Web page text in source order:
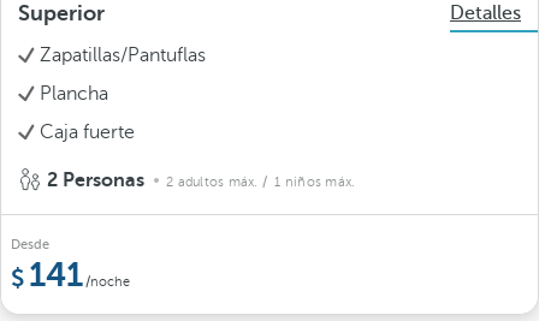
Superior
Detalles
Zapatillas/Pantuflas
Plancha
Caja fuerte
2 Personas 2 adultos máx. / 1 niños máx.
Desde
141/noche